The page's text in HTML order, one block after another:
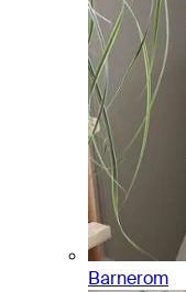
Barnerom